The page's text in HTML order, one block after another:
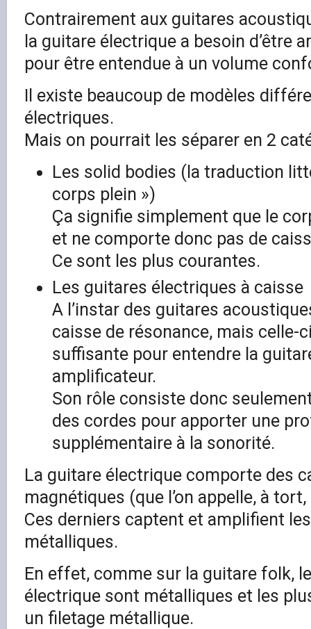
Contrairement aux guitares
la guitare électrique a besoin d’être
pour être entendue à un volume
Il existe beaucoup de modèles
électriques.
Mais on pourrait les séparer en 2
Les solid bodies (la traduction
corps plein »)
Ça signifie simplement que le
et ne comporte donc pas de
Ce sont les plus courantes.
Les guitares électriques à caisse
A l’instar des guitares
caisse de résonance, mais celle-
suffisante pour entendre la
amplificateur.
Son rôle consiste donc
des cordes pour apporter une
supplémentaire à la sonorité.
La guitare électrique comporte des
magnétiques (que l’on appelle, à
Ces derniers captent et amplifient
métalliques.
En effet, comme sur la guitare folk,
électrique sont métalliques et les
un filetage métallique.